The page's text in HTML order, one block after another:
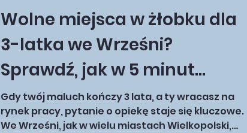
Wolne miejsca w żłobku dla
3-latka we Wrześni?
Sprawdź, jak w 5 minut
zapisać dziecko online w
Bajkowej Polance i mieć
Gdy twój maluch kończy 3 lata, a ty wracasz na
rynek pracy, pytanie o opiekę staje się kluczowe.
We Wrześni, jak w wielu miastach Wielkopolski,